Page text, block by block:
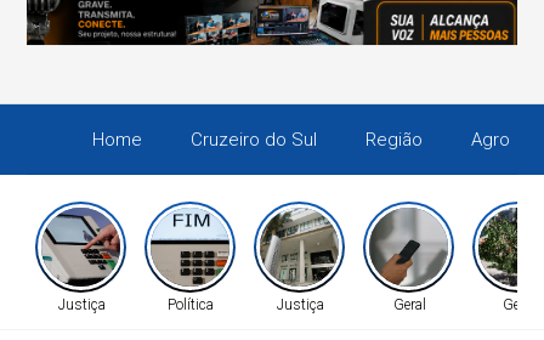
Home Cruzeiro do Sul Região Agro
Justiça Política Justiça Geral Geral